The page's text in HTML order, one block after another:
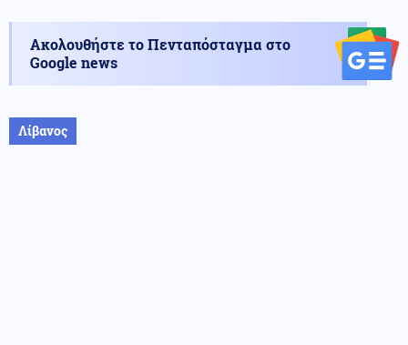
Ακολουθήστε το Πενταπόσταγμα στο
Google news
Λίβανος